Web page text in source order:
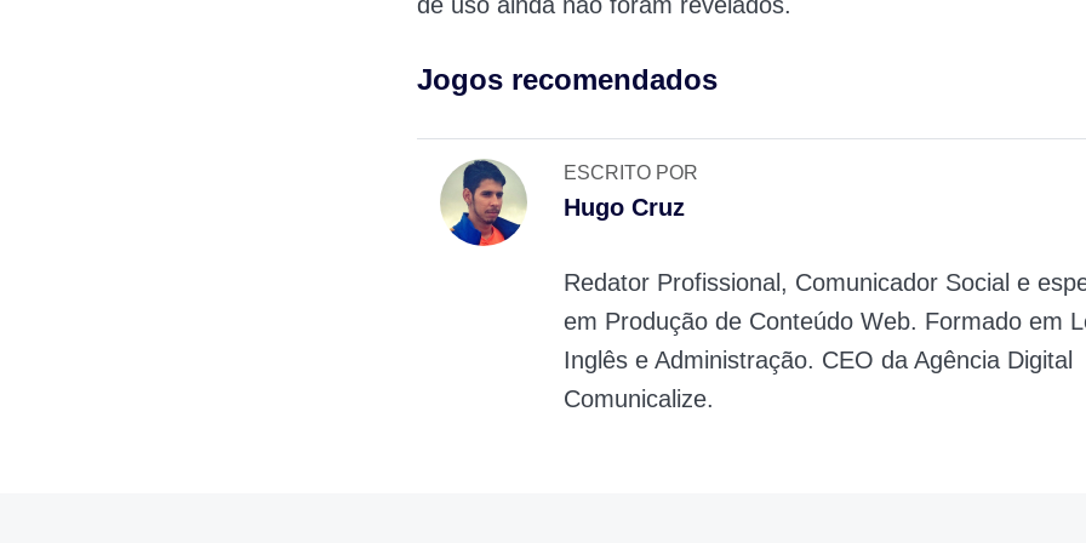
Jogos recomendados
ESCRITO POR
Hugo Cruz
Redator Profissional, Comunicador Social e
em Produção de Conteúdo Web. Formado em
Inglês e Administração. CEO da Agência Digital
Comunicalize.